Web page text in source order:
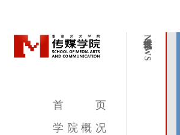
首
页
学 院 概 况
NEWS